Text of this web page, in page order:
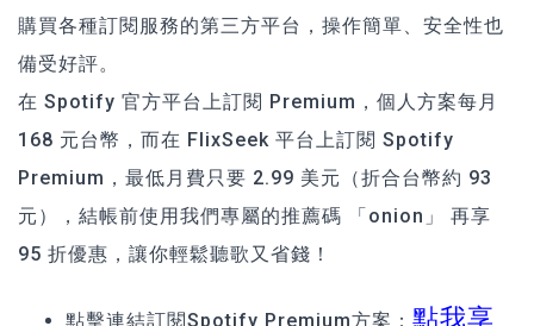
購買各種訂閱服務的第三方平台，操作簡單、安全性也
備受好評。
在 Spotify 官方平台上訂閱 Premium，個人方案每月
168 元台幣，而在 FlixSeek 平台上訂閱 Spotify
Premium，最低月費只要 2.99 美元（折合台幣約 93
元），結帳前使用我們專屬的推薦碼 「onion」 再享
95 折優惠，讓你輕鬆聽歌又省錢！
點擊連結訂閱Spotify Premium方案： 點我享